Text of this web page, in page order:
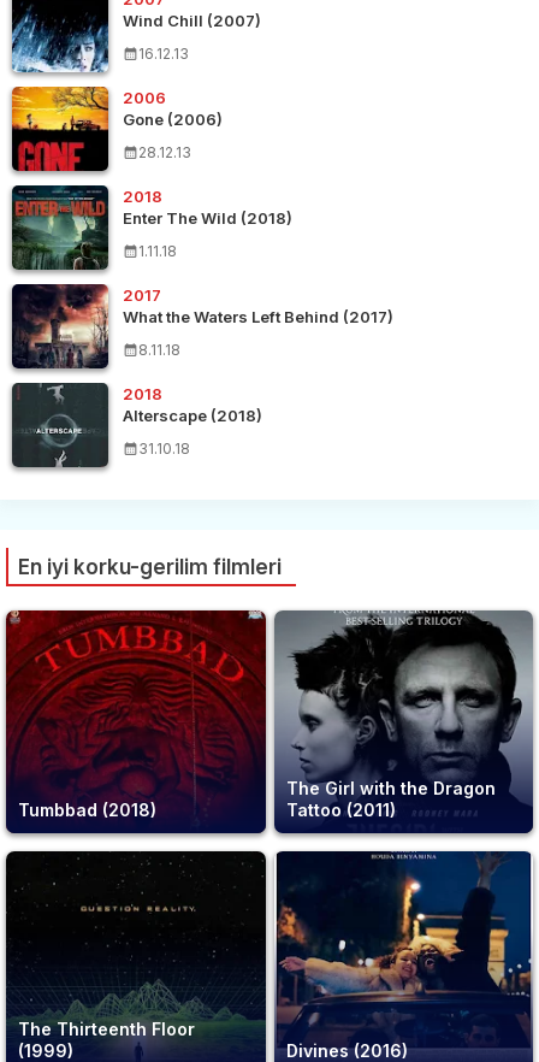
Wind Chill (2007)
16.12.13
2006
Gone (2006)
28.12.13
2018
Enter The Wild (2018)
1.11.18
2017
What the Waters Left Behind (2017)
8.11.18
2018
Alterscape (2018)
31.10.18
En iyi korku-gerilim filmleri
Tumbbad (2018)
The Girl with the Dragon
Tattoo (2011)
The Thirteenth Floor
(1999)
Divines (2016)